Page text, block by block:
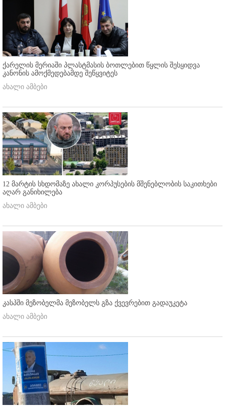
ქარელის მერიაში პლასტმასის ბოთლებით წყლის შესყიდვა
კანონის ამოქმედებამდე შეწყვიტეს
ახალი ამბები
12 მარტის სხდომაზე ახალი კორპუსების მშენებლობის საკითხები
აღარ განიხილება
ახალი ამბები
კასპში მეზობელმა მეზობელს გზა ქვევრებით გადაუკეტა
ახალი ამბები